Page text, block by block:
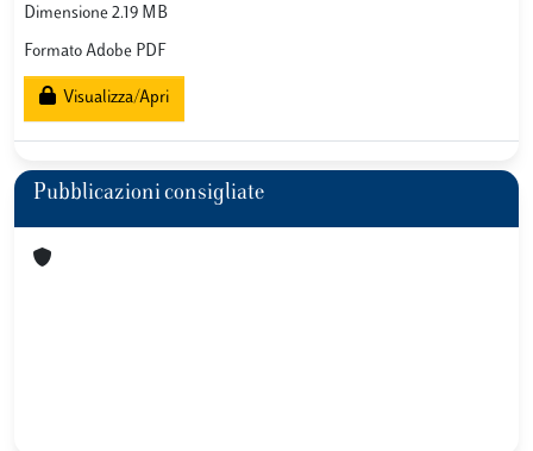
Dimensione 2.19 MB
Formato Adobe PDF
Visualizza/Apri
Pubblicazioni consigliate